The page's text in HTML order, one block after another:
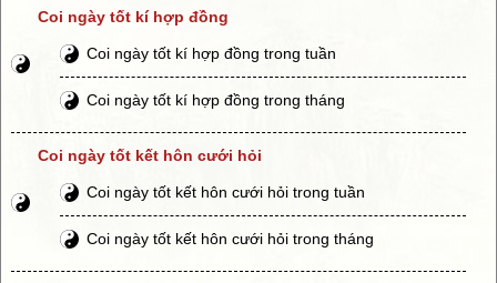
Coi ngày tốt kí hợp đồng
Coi ngày tốt kí hợp đồng trong tuần
Coi ngày tốt kí hợp đồng trong tháng
Coi ngày tốt kết hôn cưới hỏi
Coi ngày tốt kết hôn cưới hỏi trong tuần
Coi ngày tốt kết hôn cưới hỏi trong tháng